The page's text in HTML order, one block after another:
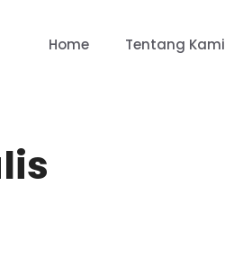
Home Tentang Kami